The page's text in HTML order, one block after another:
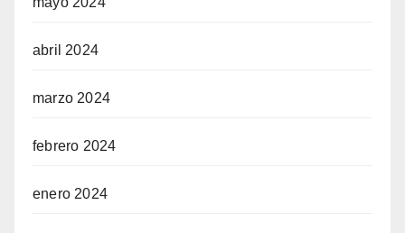
abril 2024
marzo 2024
febrero 2024
enero 2024